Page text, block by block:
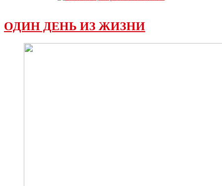
ОДИН ДЕНЬ ИЗ ЖИЗНИ